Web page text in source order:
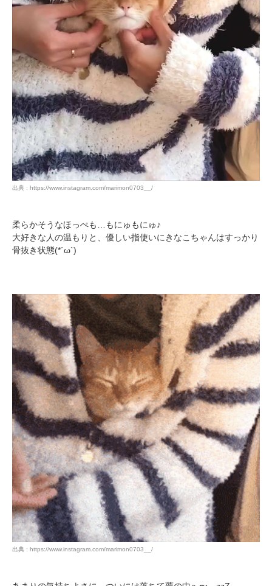
出典 : https://www.instagram.com/marimon0703__/
柔らかそうなほっぺも…もにゅもにゅ♪
大好きな人の温もりと、優しい指使いにきなこちゃんはすっかり
骨抜き状態(*´ω`)
出典 : https://www.instagram.com/marimon0703__/
閉じる
pecodogs
pecocats
PECOアプリをダウンロード済みの方
アプリで開く